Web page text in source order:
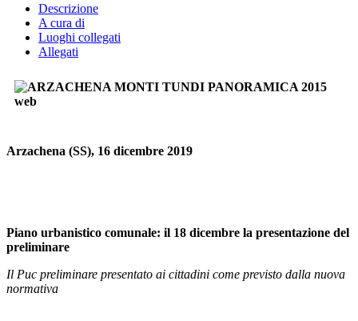
Descrizione
A cura di
Luoghi collegati
Allegati
Arzachena (SS), 16 dicembre 2019
Piano urbanistico comunale: il 18 dicembre la presentazione del
preliminare
Il Puc preliminare presentato ai cittadini come previsto dalla nuova
normativa